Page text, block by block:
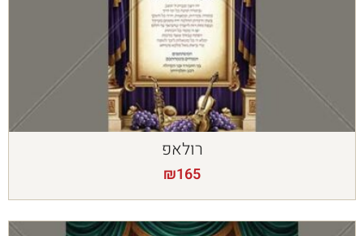
רולאפ
₪165